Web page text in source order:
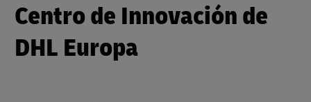
Centro de Innovación de
DHL Europa